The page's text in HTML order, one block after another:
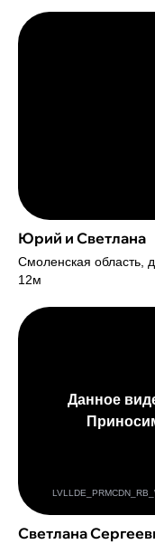
Юрий и Светлана
Смоленская область,
12м
Светлана